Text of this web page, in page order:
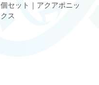
個セット｜アクアポニッ
クス